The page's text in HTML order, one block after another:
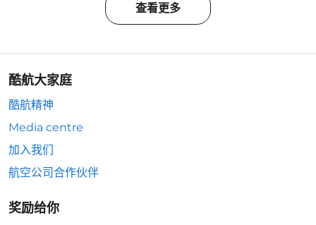
查看更多
酷航大家庭
酷航精神
Media centre
加入我们
航空公司合作伙伴
奖励给你